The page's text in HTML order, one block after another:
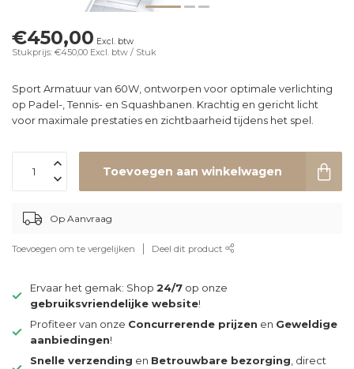
€450,00 Excl. btw
Stukprijs: €450,00 Excl. btw / Stuk
Sport Armatuur van 60W, ontworpen voor optimale verlichting
op Padel-, Tennis- en Squashbanen. Krachtig en gericht licht
voor maximale prestaties en zichtbaarheid tijdens het spel.
Toevoegen aan winkelwagen
Op Aanvraag
Toevoegen om te vergelijken Deel dit product
Ervaar het gemak: Shop 24/7 op onze
gebruiksvriendelijke website!
Profiteer van onze Concurrerende prijzen en Geweldige
aanbiedingen!
Snelle verzending en Betrouwbare bezorging , direct